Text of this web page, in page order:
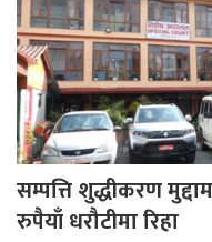
सम्पत्ति शुद्धीकरण
रुपैयाँ धरौटीमा रिहा